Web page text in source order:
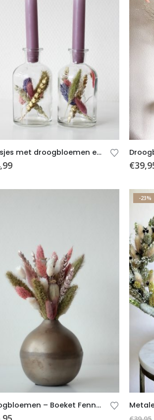
Vaasjes met droogbloemen en kaarsjes – Mauve – 2 stuks
€
Droogbloemen – Boeket Fenne (incl. vaas)
-23%